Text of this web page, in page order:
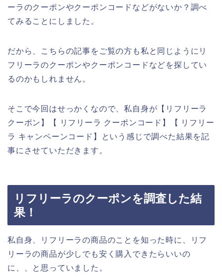
ーラのクーポンやクーポンコードなどがないか？調べ
てみることにしました。
だから、こちらの記事をご覧の方も私と同じようにリ
フリーラのクーポンやクーポンコードなどを探してい
るのかもしれません。
そこで今回はせっかくなので、私自身が【リフリーラ
クーポン】【 リフリーラ クーポンコード】【 リフリー
ラ キャンペーンコード】という感じで調べた結果を記
事にさせていただきます。
リフリーラのクーポンを調査した結
果！
私自身、リフリーラの商品のことを知った時に、リフ
リーラの商品が少しでも安く購入できたらいいの
に、、と思っていました。